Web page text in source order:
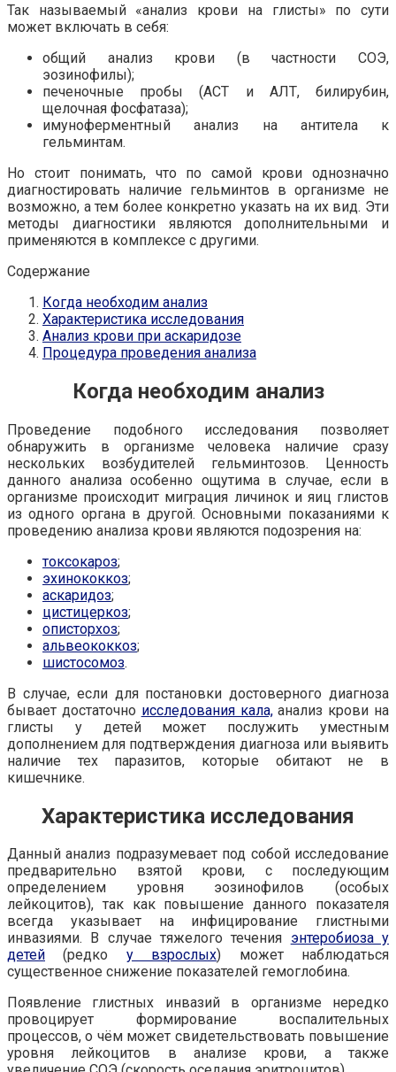
Так называемый «анализ крови на глисты» по сути
может включать в себя:
общий анализ крови (в частности СОЭ,
эозинофилы);
печеночные пробы (АСТ и АЛТ, билирубин,
щелочная фосфатаза);
имуноферментный анализ на антитела к
гельминтам.
Но стоит понимать, что по самой крови однозначно
диагностировать наличие гельминтов в организме не
возможно, а тем более конкретно указать на их вид. Эти
методы диагностики являются дополнительными и
применяются в комплексе с другими.
Содержание
Когда необходим анализ
Характеристика исследования
Анализ крови при аскаридозе
Процедура проведения анализа
Когда необходим анализ
Проведение подобного исследования позволяет
обнаружить в организме человека наличие сразу
нескольких возбудителей гельминтозов. Ценность
данного анализа особенно ощутима в случае, если в
организме происходит миграция личинок и яиц глистов
из одного органа в другой. Основными показаниями к
проведению анализа крови являются подозрения на:
токсокароз;
эхинококкоз;
аскаридоз;
цистицеркоз;
описторхоз;
альвеококкоз;
шистосомоз.
В случае, если для постановки достоверного диагноза
бывает достаточно исследования кала,анализ крови на
глисты у детей может послужить уместным
дополнением для подтверждения диагноза или выявить
наличие тех паразитов, которые обитают не в
кишечнике.
Характеристика исследования
Данный анализ подразумевает под собой исследование
предварительно взятой крови, с последующим
определением уровня эозинофилов (особых
лейкоцитов), так как повышение данного показателя
всегда указывает на инфицирование глистными
инвазиями. В случае тяжелого течения энтеробиоза у
детей (редко у взрослых) может наблюдаться
существенное снижение показателей гемоглобина.
Появление глистных инвазий в организме нередко
провоцирует формирование воспалительных
процессов, о чём может свидетельствовать повышение
уровня лейкоцитов в анализе крови, а также